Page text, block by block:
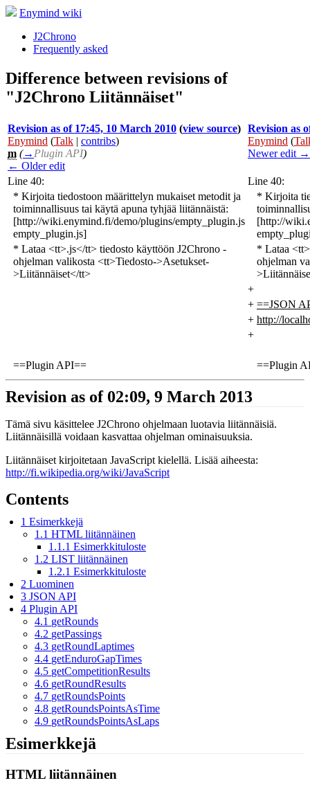
Enymind wiki
J2Chrono
Frequently asked
Difference between revisions of
"J2Chrono Liitännäiset"
Revision as of 17:45, 10 March 2010 (view source)
Enymind (Talk | contribs)
m (→ Plugin API)
← Older edit
Revision as
Enymind (
Newer edit →
Line 40:
Line 40:
* Kirjoita tiedostoon määrittelyn mukaiset metodit ja
toiminnallisuus tai käytä apuna tyhjää liitännäistä:
[http://wiki.enymind.fi/demo/plugins/empty_plugin.js
empty_plugin.js]
* Kirjoita
[http://
* Lataa <tt>.js</tt> tiedosto käyttöön J2Chrono -
ohjelman valikosta <tt>Tiedosto->Asetukset-
>Liitännäiset</tt>
* Lataa
ohjelman
+
+ ==JSON
+ http://
+
==Plugin API== ==Plugin
Revision as of 02:09, 9 March 2013
Tämä sivu käsittelee J2Chrono ohjelmaan luotavia liitännäisiä.
Liitännäisillä voidaan kasvattaa ohjelman ominaisuuksia.
Liitännäiset kirjoitetaan JavaScript kielellä. Lisää aiheesta:
http://fi.wikipedia.org/wiki/JavaScript
Contents
1 Esimerkkejä
1.1 HTML liitännäinen
1.1.1 Esimerkkituloste
1.2 LIST liitännäinen
1.2.1 Esimerkkituloste
2 Luominen
3 JSON API
4 Plugin API
4.1 getRounds
4.2 getPassings
4.3 getRoundLaptimes
4.4 getEnduroGapTimes
4.5 getCompetitionResults
4.6 getRoundResults
4.7 getRoundsPoints
4.8 getRoundsPointsAsTime
4.9 getRoundsPointsAsLaps
Esimerkkejä
HTML liitännäinen